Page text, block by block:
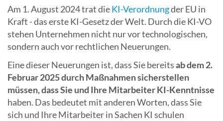
Am 1. August 2024 trat dieKI-Verordnungder EU in
Kraft - das erste KI-Gesetz der Welt. Durch die KI-VO
stehen Unternehmen nicht nur vor technologischen,
sondern auch vor rechtlichen Neuerungen.
Eine dieser Neuerungen ist, dass Sie bereitsab dem 2.
Februar 2025 durch Maßnahmen sicherstellen
müssen, dass Sie und Ihre Mitarbeiter KI-Kenntnisse
haben. Das bedeutet mit anderen Worten, dass Sie
sich und Ihre Mitarbeiter in Sachen KI schulen